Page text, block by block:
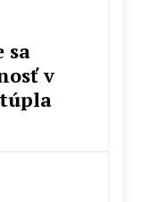
sa
v